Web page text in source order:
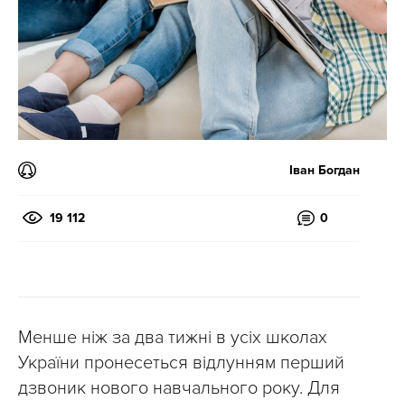
Іван Богдан
19 112 0
Менше ніж за два тижні в усіх школах
України пронесеться відлунням перший
дзвоник нового навчального року. Для